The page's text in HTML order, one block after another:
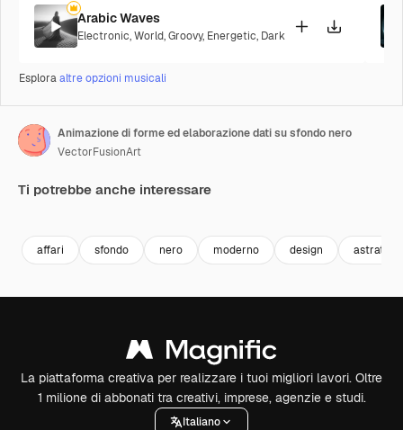
Arabic Waves
Electronic,World,Groovy, Energetic, Dark
Esploraaltre opzioni musicali
Animazione di forme ed elaborazione dati su sfondo nero
VectorFusionArt
Ti potrebbe anche interessare
affari sfondo nero moderno design astratto
La piattaforma creativa per realizzare i tuoi migliori lavori. Oltre
1 milione di abbonati tra creativi, imprese, agenzie e studi.
Italiano